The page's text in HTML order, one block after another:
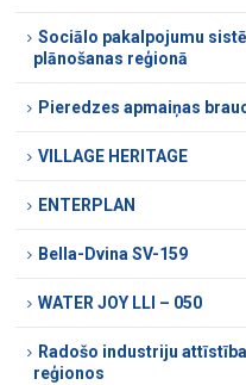
Sociālo pakalpojumu
plānošanas reģionā
Pieredzes apmaiņas
VILLAGE HERITAGE
ENTERPLAN
Bella-Dvina SV-159
WATER JOY LLI – 050
Radošo industriju
reģionos